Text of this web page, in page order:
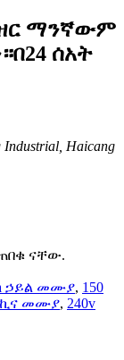
ማንኛውም
ሰአት
Haicang
ናቸው.
ኃይል መሙያ, 150
መሙያ, 240v